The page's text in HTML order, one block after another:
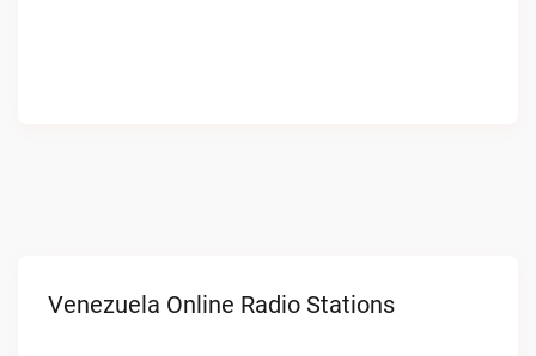
Venezuela Online Radio Stations